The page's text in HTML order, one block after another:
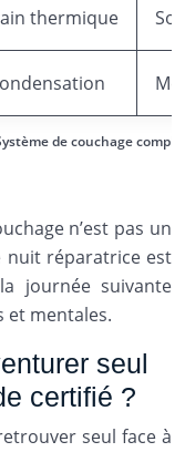
de couchage
thermique
n’est pas un
nuit réparatrice est
journée suivante
et mentales.
seul
certifié ?
seul face à